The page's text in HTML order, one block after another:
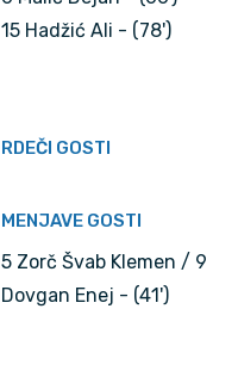
15 Hadžić Ali - (78')
RDEČI GOSTI
MENJAVE GOSTI
5 Zorč Švab Klemen / 9
Dovgan Enej - (41')